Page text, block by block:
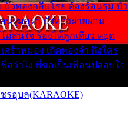
บัวทองกลีบโรย ต้องร้อนรุม บัว
รุมอุรา บัวทองผ่ายผอม
ม่สนใจ ร้องไห้ลูกเดียว หยุด
ศร้าหมอง เถิดทองจ๋า ถึงใคร
ชื่อว่าไง พี่ขอเป็นเพื่อนปลอบใจ
รอุบล(KARAOKE)